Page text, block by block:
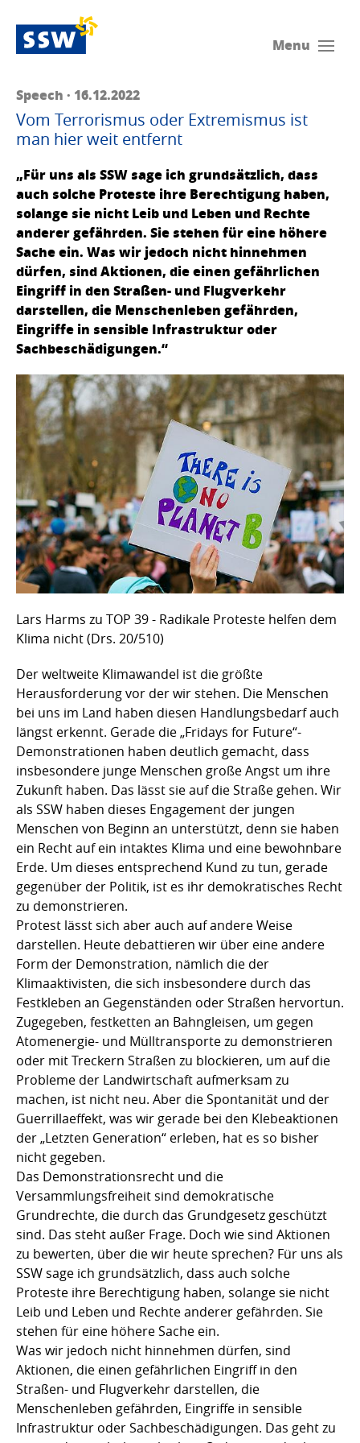
Menu
Speech · 16.12.2022
Vom Terrorismus oder Extremismus ist
man hier weit entfernt
„Für uns als SSW sage ich grundsätzlich, dass
auch solche Proteste ihre Berechtigung haben,
solange sie nicht Leib und Leben und Rechte
anderer gefährden. Sie stehen für eine höhere
Sache ein. Was wir jedoch nicht hinnehmen
dürfen, sind Aktionen, die einen gefährlichen
Eingriff in den Straßen- und Flugverkehr
darstellen, die Menschenleben gefährden,
Eingriffe in sensible Infrastruktur oder
Sachbeschädigungen.“
Lars Harms zu TOP 39 - Radikale Proteste helfen dem
Klima nicht (Drs. 20/510)
Der weltweite Klimawandel ist die größte
Herausforderung vor der wir stehen. Die Menschen
bei uns im Land haben diesen Handlungsbedarf auch
längst erkennt. Gerade die „Fridays for Future“-
Demonstrationen haben deutlich gemacht, dass
insbesondere junge Menschen große Angst um ihre
Zukunft haben. Das lässt sie auf die Straße gehen. Wir
als SSW haben dieses Engagement der jungen
Menschen von Beginn an unterstützt, denn sie haben
ein Recht auf ein intaktes Klima und eine bewohnbare
Erde. Um dieses entsprechend Kund zu tun, gerade
gegenüber der Politik, ist es ihr demokratisches Recht
zu demonstrieren.
Protest lässt sich aber auch auf andere Weise
darstellen. Heute debattieren wir über eine andere
Form der Demonstration, nämlich die der
Klimaaktivisten, die sich insbesondere durch das
Festkleben an Gegenständen oder Straßen hervortun.
Zugegeben, festketten an Bahngleisen, um gegen
Atomenergie- und Mülltransporte zu demonstrieren
oder mit Treckern Straßen zu blockieren, um auf die
Probleme der Landwirtschaft aufmerksam zu
machen, ist nicht neu. Aber die Spontanität und der
Guerrillaeffekt, was wir gerade bei den Klebeaktionen
der „Letzten Generation“ erleben, hat es so bisher
nicht gegeben.
Das Demonstrationsrecht und die
Versammlungsfreiheit sind demokratische
Grundrechte, die durch das Grundgesetz geschützt
sind. Das steht außer Frage. Doch wie sind Aktionen
zu bewerten, über die wir heute sprechen? Für uns als
SSW sage ich grundsätzlich, dass auch solche
Proteste ihre Berechtigung haben, solange sie nicht
Leib und Leben und Rechte anderer gefährden. Sie
stehen für eine höhere Sache ein.
Was wir jedoch nicht hinnehmen dürfen, sind
Aktionen, die einen gefährlichen Eingriff in den
Straßen- und Flugverkehr darstellen, die
Menschenleben gefährden, Eingriffe in sensible
Infrastruktur oder Sachbeschädigungen. Das geht zu